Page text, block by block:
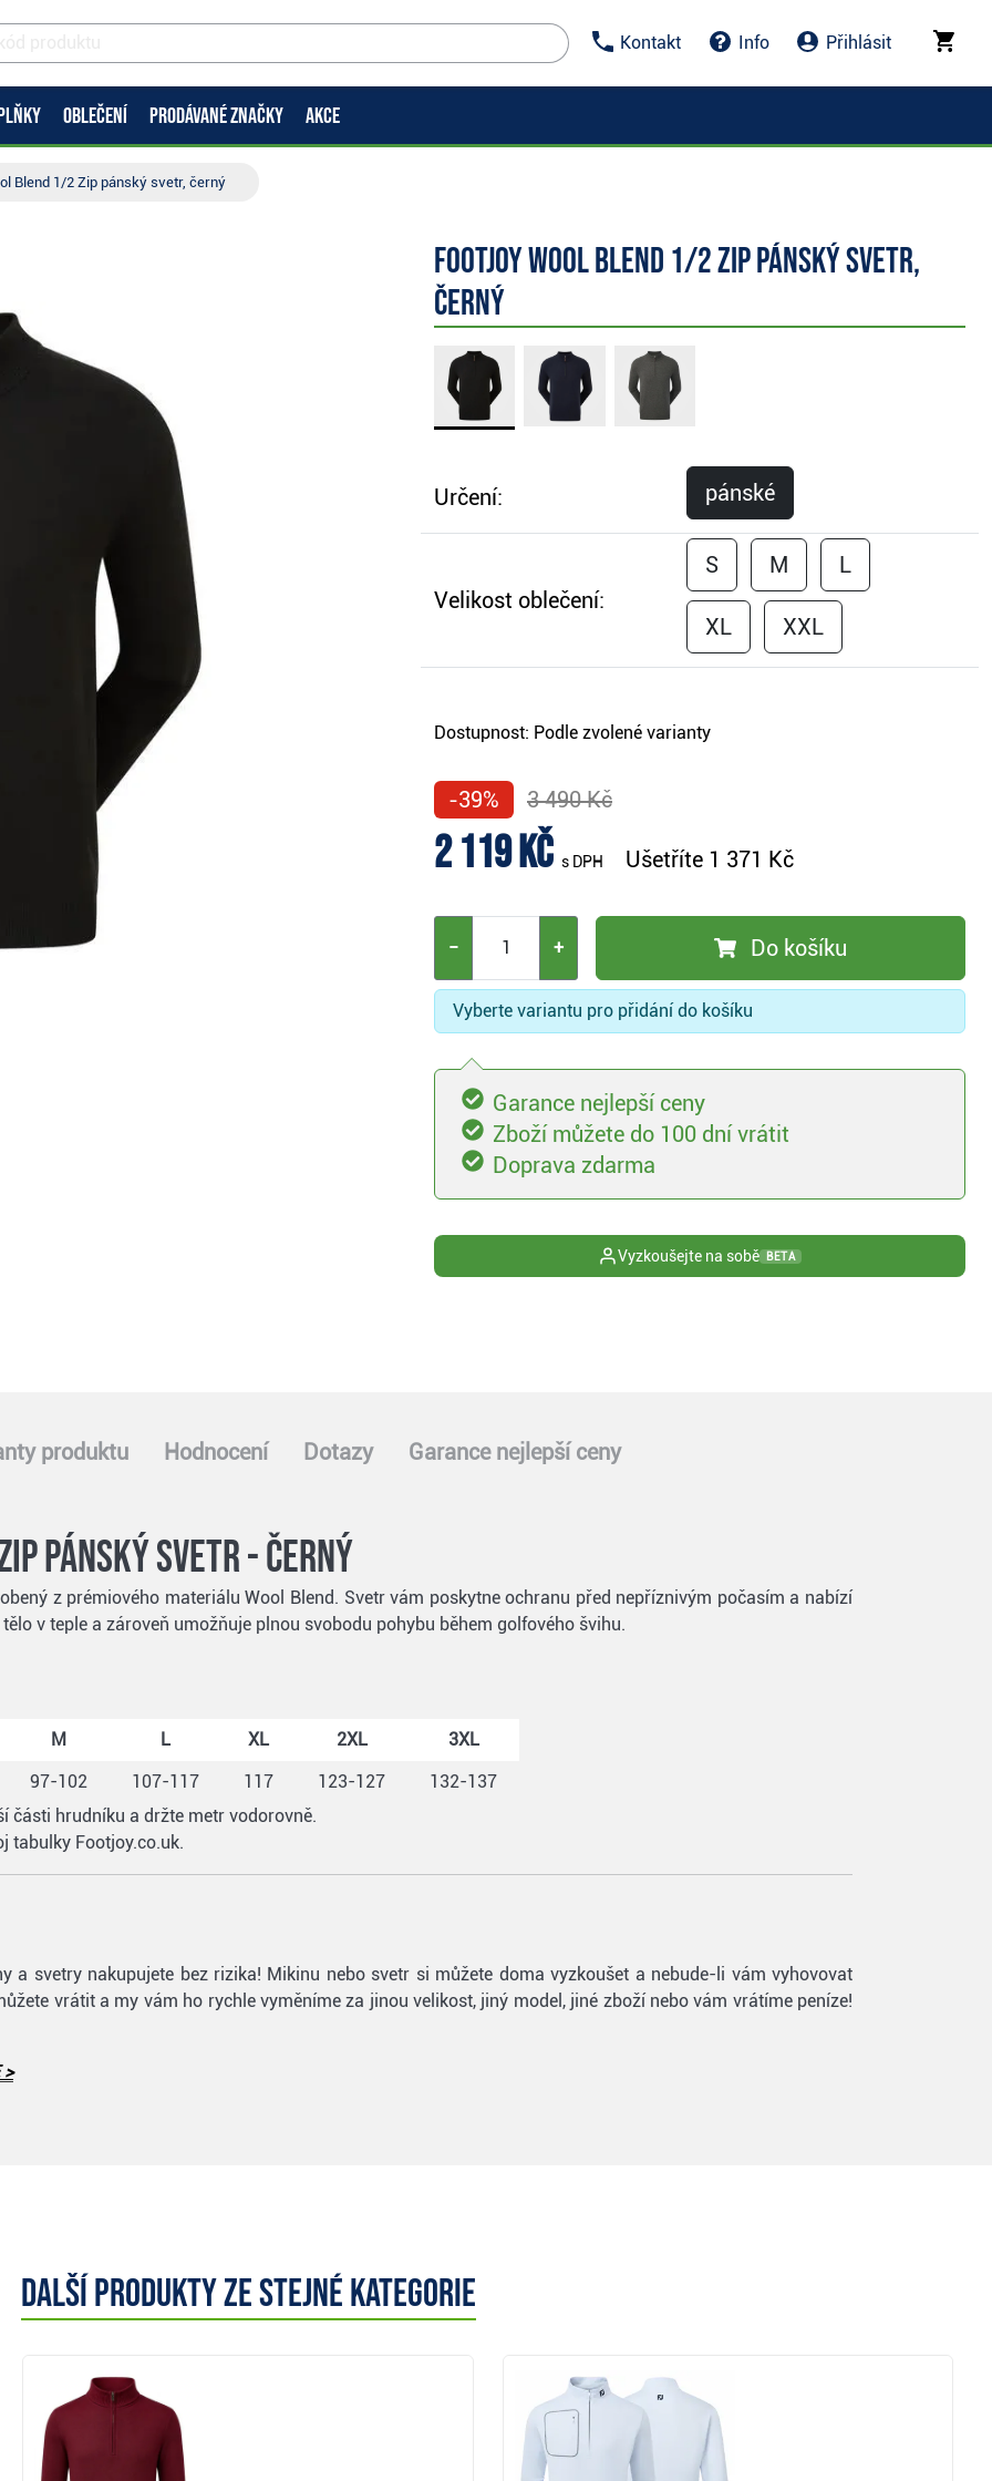
Kontakt Info Přihlásit
OBLEČENÍ PRODÁVANÉ ZNAČKY AKCE
Blend 1/2 Zip pánský svetr, černý
FootJoy Wool Blend 1/2 Zip pánský svetr,
černý
Určení: pánské
Velikost oblečení:
S M L
XL XXL
Dostupnost: Podle zvolené varianty
-39% 3 490 Kč
2 119 Kč s DPH Ušetříte 1 371 Kč
− + Do košíku
Vyberte variantu pro přidání do košíku
Garance nejlepší ceny
Zboží můžete do 100 dní vrátit
Doprava zdarma
Vyzkoušejte na sobě BETA
produktu Hodnocení Dotazy Garance nejlepší ceny
pánský svetr - černý
z prémiového materiálu Wool Blend. Svetr vám poskytne ochranu před nepříznivým počasím a nabízí
v teple a zároveň umožňuje plnou svobodu pohybu během golfového švihu.
M L XL 2XL
3XL
97-102
107-117 117 123-127
132-137
části hrudníku a držte metr vodorovně.
tabulky Footjoy.co.uk.
a svetry nakupujete bez rizika! Mikinu nebo svetr si můžete doma vyzkoušet a nebude-li vám vyhovovat
vrátit a my vám ho rychle vyměníme za jinou velikost, jiný model, jiné zboží nebo vám vrátíme peníze!
Další produkty ze stejné kategorie
Zobrazit